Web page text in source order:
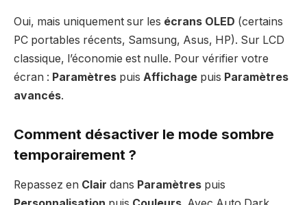
Oui, mais uniquement sur les écrans OLED (certains
PC portables récents, Samsung, Asus, HP). Sur LCD
classique, l’économie est nulle. Pour vérifier votre
écran : Paramètres puis Affichage puis Paramètres
avancés.
Comment désactiver le mode sombre
temporairement ?
Repassez en Clair dans Paramètres puis